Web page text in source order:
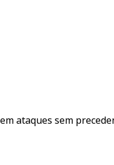
ataques sem